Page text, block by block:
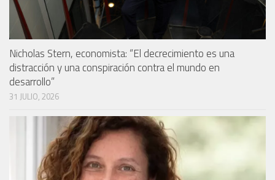
Nicholas Stern, economista: “El decrecimiento es una
distracción y una conspiración contra el mundo en
desarrollo”
31 JULIO, 2026